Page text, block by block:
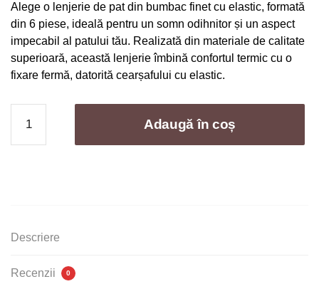
a
fost:
249,00 lei.
este:
129,00 lei.
Alege o lenjerie de pat din bumbac finet cu elastic, formată
din 6 piese, ideală pentru un somn odihnitor și un aspect
impecabil al patului tău. Realizată din materiale de calitate
superioară, această lenjerie îmbină confortul termic cu o
fixare fermă, datorită cearșafului cu elastic.
Lenjerie
de
elastic
Adaugă în coș
Descriere
Recenzii 0